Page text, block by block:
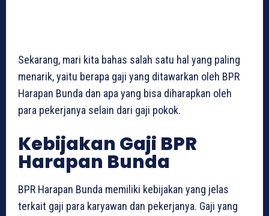
Sekarang, mari kita bahas salah satu hal yang paling
menarik, yaitu berapa gaji yang ditawarkan oleh BPR
Harapan Bunda dan apa yang bisa diharapkan oleh
para pekerjanya selain dari gaji pokok.
Kebijakan Gaji BPR
Harapan Bunda
BPR Harapan Bunda memiliki kebijakan yang jelas
terkait gaji para karyawan dan pekerjanya. Gaji yang